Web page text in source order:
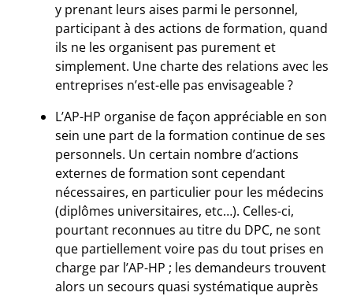
y prenant leurs aises parmi le personnel,
participant à des actions de formation, quand
ils ne les organisent pas purement et
simplement. Une charte des relations avec les
entreprises n’est-elle pas envisageable ?
L’AP-HP organise de façon appréciable en son
sein une part de la formation continue de ses
personnels. Un certain nombre d’actions
externes de formation sont cependant
nécessaires, en particulier pour les médecins
(diplômes universitaires, etc…). Celles-ci,
pourtant reconnues au titre du DPC, ne sont
que partiellement voire pas du tout prises en
charge par l’AP-HP ; les demandeurs trouvent
alors un secours quasi systématique auprès